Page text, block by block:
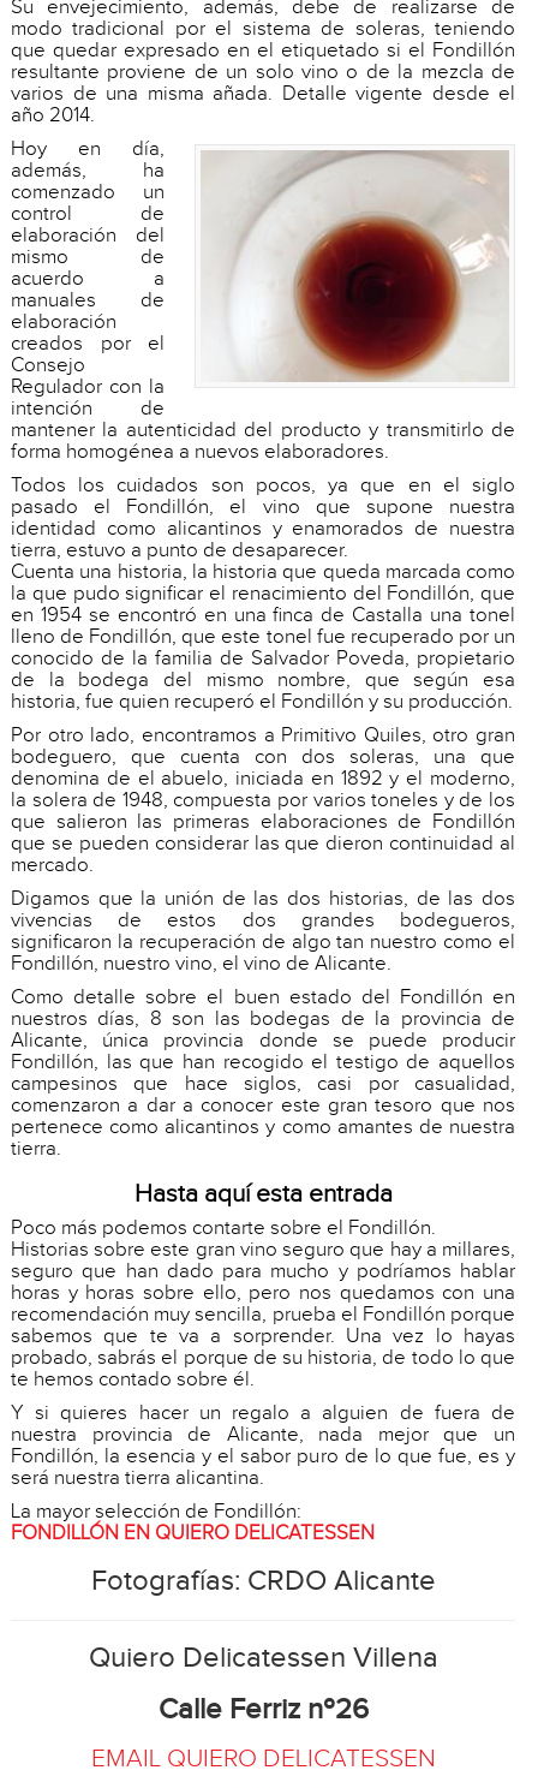
Su envejecimiento, además, debe de realizarse de
modo tradicional por el sistema de soleras, teniendo
que quedar expresado en el etiquetado si el Fondillón
resultante proviene de un solo vino o de la mezcla de
varios de una misma añada. Detalle vigente desde el
año 2014.
Hoy en día,
además, ha
comenzado un
control de
elaboración del
mismo de
acuerdo a
manuales de
elaboración
creados por el
Consejo
Regulador con la
intención de
mantener la autenticidad del producto y transmitirlo de
forma homogénea a nuevos elaboradores.
Todos los cuidados son pocos, ya que en el siglo
pasado el Fondillón, el vino que supone nuestra
identidad como alicantinos y enamorados de nuestra
tierra, estuvo a punto de desaparecer.
Cuenta una historia, la historia que queda marcada como
la que pudo significar el renacimiento del Fondillón, que
en 1954 se encontró en una finca de Castalla una tonel
lleno de Fondillón, que este tonel fue recuperado por un
conocido de la familia de Salvador Poveda, propietario
de la bodega del mismo nombre, que según esa
historia, fue quien recuperó el Fondillón y su producción.
Por otro lado, encontramos a Primitivo Quiles, otro gran
bodeguero, que cuenta con dos soleras, una que
denomina de el abuelo, iniciada en 1892 y el moderno,
la solera de 1948, compuesta por varios toneles y de los
que salieron las primeras elaboraciones de Fondillón
que se pueden considerar las que dieron continuidad al
mercado.
Digamos que la unión de las dos historias, de las dos
vivencias de estos dos grandes bodegueros,
significaron la recuperación de algo tan nuestro como el
Fondillón, nuestro vino, el vino de Alicante.
Como detalle sobre el buen estado del Fondillón en
nuestros días, 8 son las bodegas de la provincia de
Alicante, única provincia donde se puede producir
Fondillón, las que han recogido el testigo de aquellos
campesinos que hace siglos, casi por casualidad,
comenzaron a dar a conocer este gran tesoro que nos
pertenece como alicantinos y como amantes de nuestra
tierra.
Hasta aquí esta entrada
Poco más podemos contarte sobre el Fondillón.
Historias sobre este gran vino seguro que hay a millares,
seguro que han dado para mucho y podríamos hablar
horas y horas sobre ello, pero nos quedamos con una
recomendación muy sencilla, prueba el Fondillón porque
sabemos que te va a sorprender. Una vez lo hayas
probado, sabrás el porque de su historia, de todo lo que
te hemos contado sobre él.
Y si quieres hacer un regalo a alguien de fuera de
nuestra provincia de Alicante, nada mejor que un
Fondillón, la esencia y el sabor puro de lo que fue, es y
será nuestra tierra alicantina.
La mayor selección de Fondillón:
FONDILLÓN EN QUIERO DELICATESSEN
Fotografías: CRDO Alicante
Quiero Delicatessen Villena
Calle Ferriz nº26
EMAIL QUIERO DELICATESSEN